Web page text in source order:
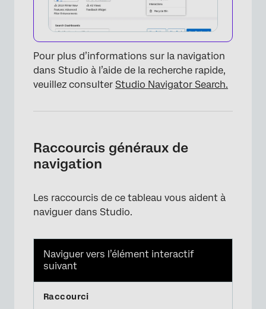
Pour plus d’informations sur la navigation
dans Studio à l’aide de la recherche rapide,
veuillez consulter Studio Navigator Search.
Raccourcis généraux de
navigation
Les raccourcis de ce tableau vous aident à
naviguer dans Studio.
Naviguer vers l’élément interactif
suivant